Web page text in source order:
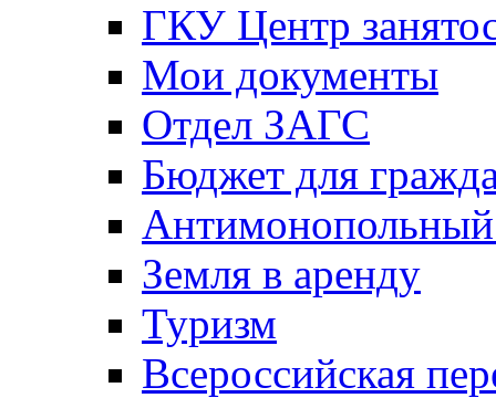
ГКУ Центр
Мои документы
Отдел ЗАГС
Бюджет для
Антимонопольный
Земля в аренду
Туризм
Всероссийская